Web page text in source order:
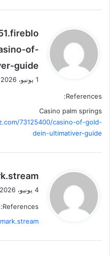
ي
ل
of-
guide
1 يونيو، 2026 الساعة 4:11 ص
References:
Casino palm springs
73125400/casino-of-gold-
dein-ultimativer-guide
ي
ق
ل
4 يونيو، 2026 الساعة 12:04 ص
References: